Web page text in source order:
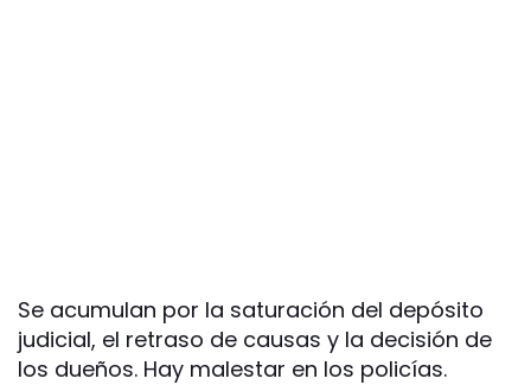
Se acumulan por la saturación del depósito
judicial, el retraso de causas y la decisión de
los dueños. Hay malestar en los policías.